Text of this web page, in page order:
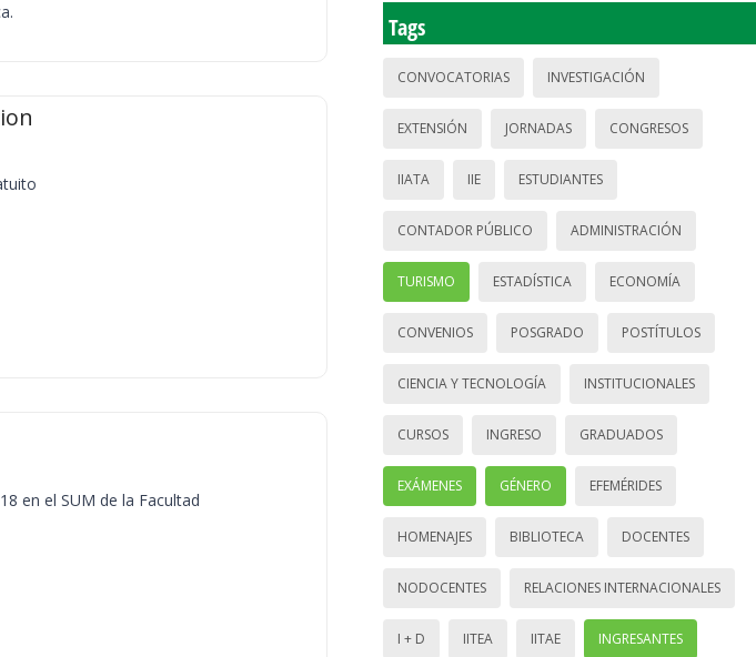
en el SUM de la Facultad
Tags
CONVOCATORIAS INVESTIGACIÓN
EXTENSIÓN JORNADAS CONGRESOS
IIATA IIE ESTUDIANTES
CONTADOR PÚBLICO ADMINISTRACIÓN
TURISMO ESTADÍSTICA ECONOMÍA
CONVENIOS POSGRADO POSTÍTULOS
CIENCIA Y TECNOLOGÍA INSTITUCIONALES
CURSOS INGRESO GRADUADOS
EXÁMENES GÉNERO EFEMÉRIDES
HOMENAJES BIBLIOTECA DOCENTES
NODOCENTES RELACIONES INTERNACIONALES
I + D IITEA IITAE INGRESANTES